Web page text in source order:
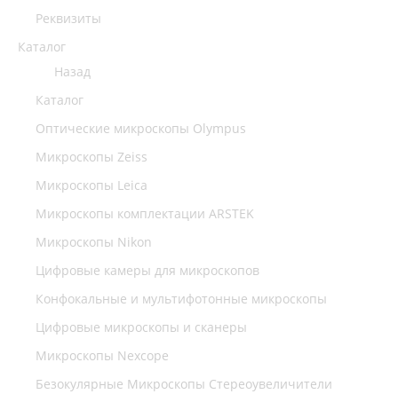
Реквизиты
Каталог
Назад
Каталог
Оптические микроскопы Olympus
Микроскопы Zeiss
Микроскопы Leica
Микроскопы комплектации ARSTEK
Микроскопы Nikon
Цифровые камеры для микроскопов
Конфокальные и мультифотонные микроскопы
Цифровые микроскопы и сканеры
Микроскопы Nexcope
Безокулярные Микроскопы Стереоувеличители